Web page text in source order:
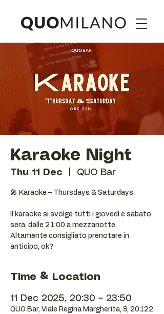
Karaoke Night
Thu 11 Dec QUO Bar
🎤 Karaoke – Thursdays & Saturdays
Il karaoke si svolge tutti i giovedì e sabato
sera, dalle 21:00 a mezzanotte.
Altamente consigliato prenotare in
anticipo, ok?
Time & Location
11 Dec 2025, 20:30 – 23:50
QUO Bar, Viale Regina Margherita, 9, 20122